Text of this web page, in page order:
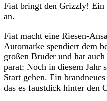
Fiat bringt den Grizzly! Ein
an.
Fiat macht eine Riesen-
Automarke spendiert dem
großen Bruder und hat auch
parat: Noch in diesem Jahr
Start gehen. Ein
das es faustdick hinter den